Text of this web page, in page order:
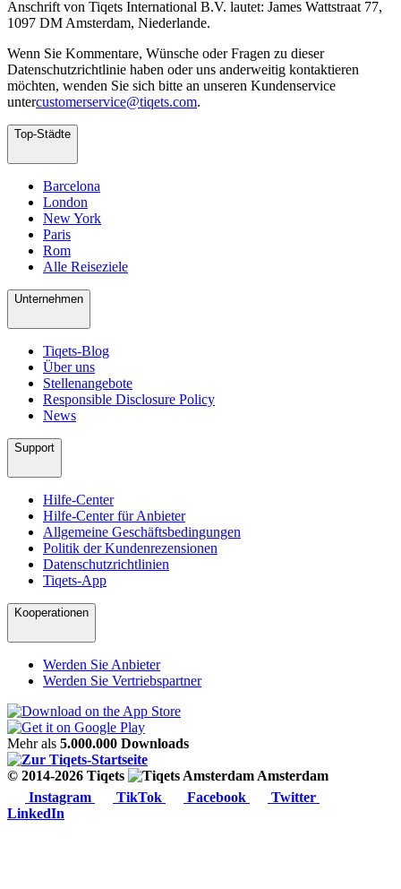
Anschrift von Tiqets International B.V. lautet: James Wattstraat 77,
1097 DM Amsterdam, Niederlande.
Wenn Sie Kommentare, Wünsche oder Fragen zu dieser
Datenschutzrichtlinie haben oder uns anderweitig kontaktieren
möchten, wenden Sie sich bitte an unseren Kundenservice
untercustomerservice@tiqets.com.
Top-Städte
Barcelona
London
New York
Paris
Rom
Alle Reiseziele
Unternehmen
Tiqets-Blog
Über uns
Stellenangebote
Responsible Disclosure Policy
News
Support
Hilfe-Center
Hilfe-Center für Anbieter
Allgemeine Geschäftsbedingungen
Politik der Kundenrezensionen
Datenschutzrichtlinien
Tiqets-App
Kooperationen
Werden Sie Anbieter
Werden Sie Vertriebspartner
Mehr als 5.000.000 Downloads
© 2014-2026 Tiqets
Amsterdam
Instagram
TikTok Facebook
Twitter
LinkedIn